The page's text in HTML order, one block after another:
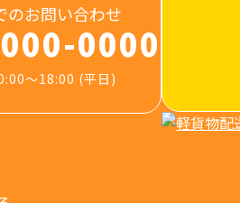
のお問い合わせ
0000
～18:00 (平日)